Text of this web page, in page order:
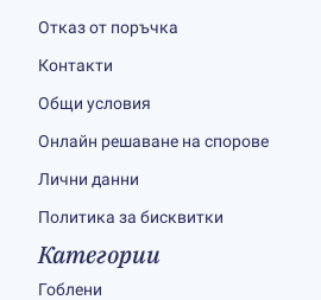
Отказ от поръчка
Контакти
Общи условия
Онлайн решаване на спорове
Лични данни
Политика за бисквитки
Категории
Гоблени